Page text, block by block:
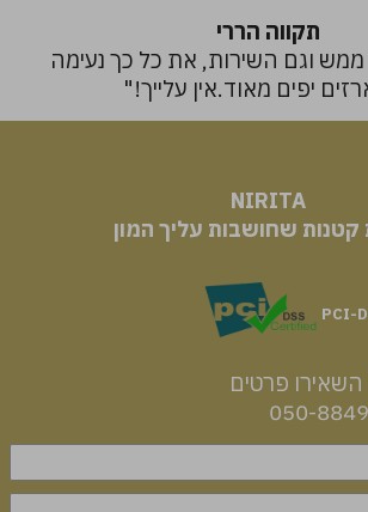
תקווה הררי
ממש וגם השירות, את כל כך נעימה
יפים מאוד.אין עלייך!"
NIRITA
קטנות שחושבות עליך המון
PCI-
השאירו פרטים